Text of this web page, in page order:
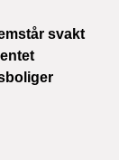
svakt